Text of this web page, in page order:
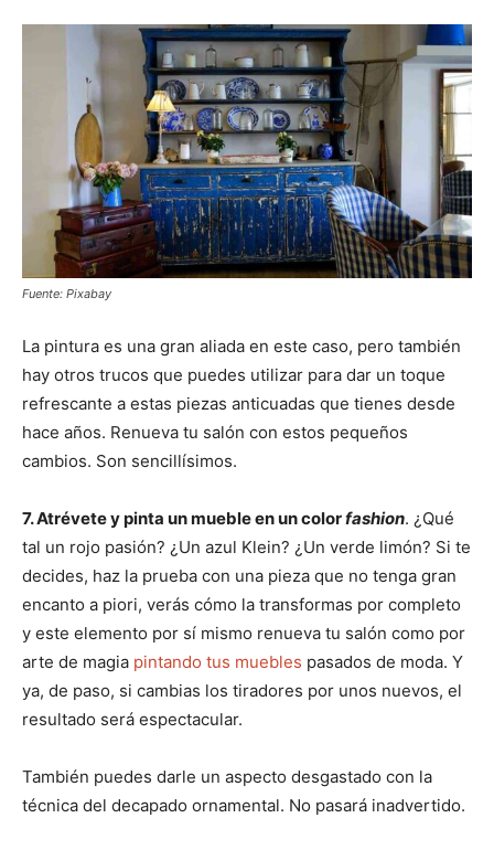
Fuente: Pixabay
La pintura es una gran aliada en este caso, pero también
hay otros trucos que puedes utilizar para dar un toque
refrescante a estas piezas anticuadas que tienes desde
hace años. Renueva tu salón con estos pequeños
cambios. Son sencillísimos.
7. Atrévete y pinta un mueble en un colorfashion. ¿Qué
tal un rojo pasión? ¿Un azul Klein? ¿Un verde limón? Si te
decides, haz la prueba con una pieza que no tenga gran
encanto a piori, verás cómo la transformas por completo
y este elemento por sí mismo renueva tu salón como por
arte de magia pintando tus muebles pasados de moda. Y
ya, de paso, si cambias los tiradores por unos nuevos, el
resultado será espectacular.
También puedes darle un aspecto desgastado con la
técnica del decapado ornamental. No pasará inadvertido.